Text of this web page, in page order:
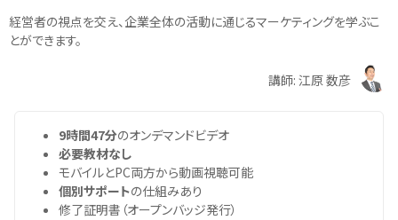
経営者の視点を交え、企業全体の活動に通じるマーケティングを学ぶこ
とができます。
講師: 江原 数彦
9時間47分のオンデマンドビデオ
必要教材なし
モバイルとPC両方から動画視聴可能
個別サポートの仕組みあり
修了証明書（オープンバッジ発行）